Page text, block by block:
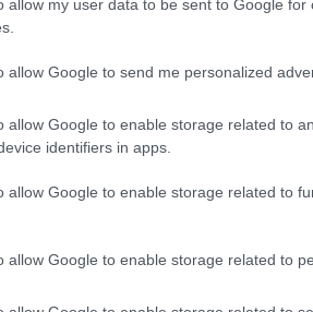
allow my user data to be sent to Google for
allow Google to send me personalized
allow Google to enable storage related to
identifiers in apps.
allow Google to enable storage related to
allow Google to enable storage related to
autorevoli del Paese – afferma
– è per noi motivo di grande
filosofia – produrre vini di
una lingua universale”.